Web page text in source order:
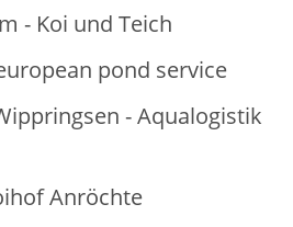
- Koi und Teich
pond service
- Aqualogistik
Anröchte